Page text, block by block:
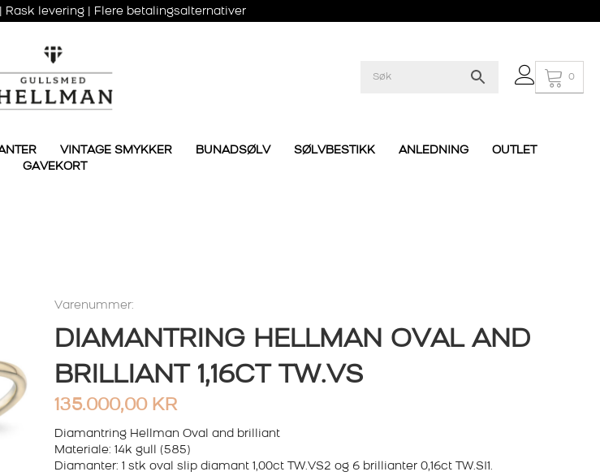
Rask levering | Flere betalingsalternativer
0
VINTAGE SMYKKER BUNADSØLV SØLVBESTIKK ANLEDNING
OUTLET
GAVEKORT
Varenummer:
DIAMANTRING HELLMAN OVAL AND
BRILLIANT 1,16CT TW.VS
135.000,00 KR
Diamantring Hellman Oval and brilliant
Materiale: 14k gull (585)
Diamanter: 1 stk oval slip diamant 1,00ct TW.VS2 og 6 brillianter 0,16ct TW.SI1.